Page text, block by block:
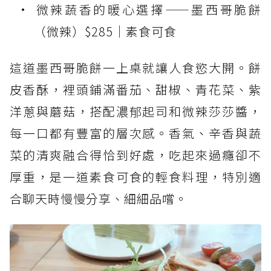
微辣蔬香的暖心選擇——墨西哥脆餅
（微辣）$285｜素食可食
這道墨西哥脆餅一上桌就讓人食慾大開。餅
皮香酥，裡頭鋪滿番茄、甜椒、青花菜、紫
洋蔥與蘑菇，搭配濃郁起司和微辣莎莎醬，
每一口都有豐富的層次感。香氣、辛香與蔬
菜的清爽融合得恰到好處，吃起來過癮卻不
厚重，是一道素食可食的輕食料理，特別適
合聊天時慢慢分享、細細品嚐。